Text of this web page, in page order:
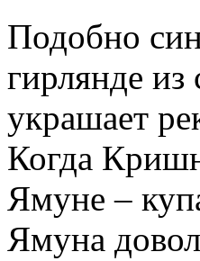
Подобно
гирлянде
украшает
Когда
Ямуне –
Ямуна